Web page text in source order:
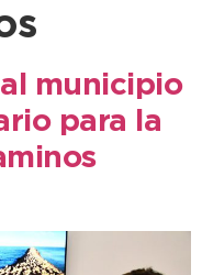
municipio
para la